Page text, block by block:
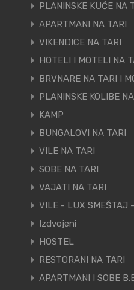
PLANINSKE KUĆE NA
APARTMANI NA TARI
VIKENDICE NA TARI
HOTELI I MOTELI NA
BRVNARE NA TARI I
PLANINSKE KOLIBE
KAMP
BUNGALOVI NA TARI
VILE NA TARI
SOBE NA TARI
VAJATI NA TARI
VILE - LUX SMEŠTAJ
Izdvojeni
HOSTEL
RESTORANI NA TARI
APARTMANI I SOBE